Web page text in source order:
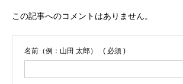
この記事へのコメントはありません。
名前（例：山田 太郎） ( 必須 )